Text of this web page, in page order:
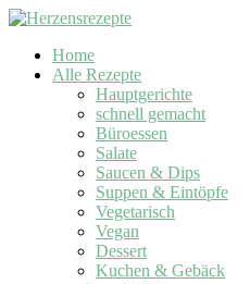
Home
Alle Rezepte
Hauptgerichte
schnell gemacht
Büroessen
Salate
Saucen & Dips
Suppen & Eintöpfe
Vegetarisch
Vegan
Dessert
Kuchen & Gebäck